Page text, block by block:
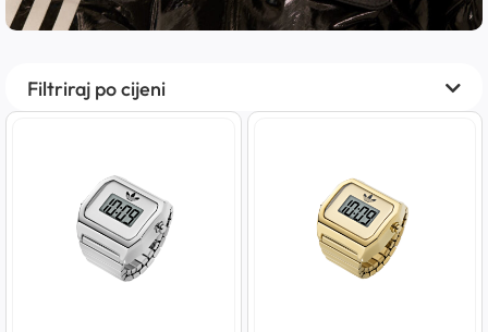
Filtriraj po cijeni